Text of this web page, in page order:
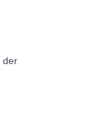
der